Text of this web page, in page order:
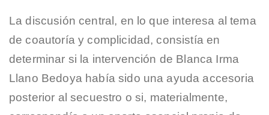
La discusión central, en lo que interesa al tema
de coautoría y complicidad, consistía en
determinar si la intervención de Blanca Irma
Llano Bedoya había sido una ayuda accesoria
posterior al secuestro o si, materialmente,